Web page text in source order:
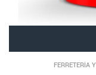
FERRETERÍA